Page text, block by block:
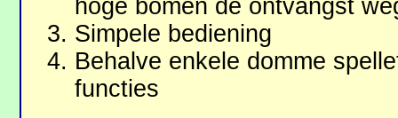
hoge bomen de ontvangst
Simpele bediening
Behalve enkele domme
functies